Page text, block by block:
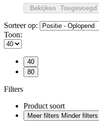
Bekijken
Sorteer op:
Toon:
40
80
Filters
Product soort
Meer filters Minder filters